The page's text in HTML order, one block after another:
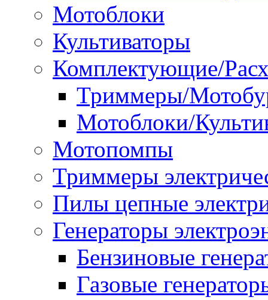
Мотоблоки
Культиваторы
Комплектующие/
Триммеры/
Мотоблоки/
Мотопомпы
Триммеры
Пилы цепные
Генераторы
Бензиновые
Газовые